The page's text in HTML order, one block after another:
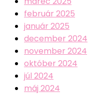
február 2025
január 2025
december 2024
november 2024
október 2024
júl 2024
máj 2024